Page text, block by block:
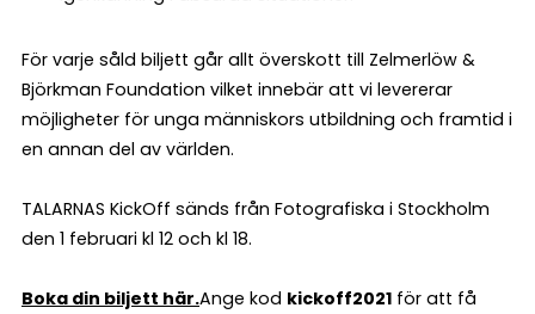
För varje såld biljett går allt överskott till Zelmerlöw &
Björkman Foundation vilket innebär att vi levererar
möjligheter för unga människors utbildning och framtid i
en annan del av världen.
TALARNAS KickOff sänds från Fotografiska i Stockholm
den 1 februari kl 12 och kl 18.
Boka din biljett här.Ange kod kickoff2021 för att få